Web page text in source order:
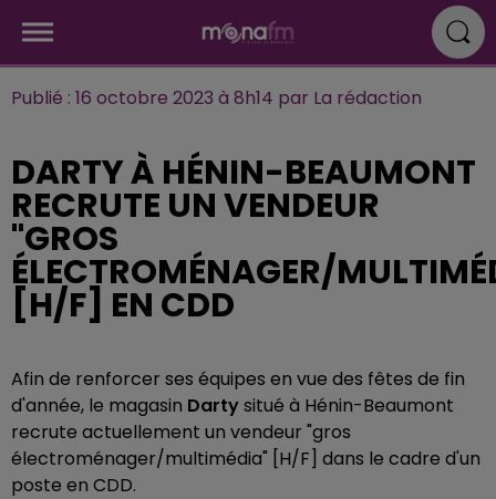
Publié : 16 octobre 2023 à 8h14 par La rédaction
DARTY À HÉNIN-BEAUMONT
RECRUTE UN VENDEUR
"GROS
ÉLECTROMÉNAGER/
[H/F] EN CDD
Afin de renforcer ses équipes en vue des fêtes de fin
d'année, le magasin Dartysitué à Hénin-Beaumont
recrute actuellement un vendeur "gros
électroménager/multimédia" [H/F] dans le cadre d'un
poste en CDD.